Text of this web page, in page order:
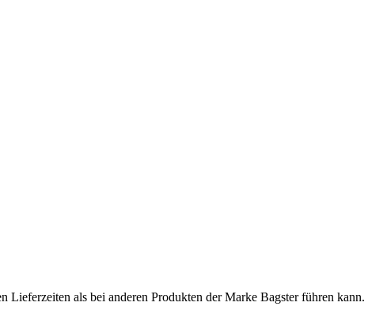
als bei anderen Produkten der Marke Bagster führen kann.